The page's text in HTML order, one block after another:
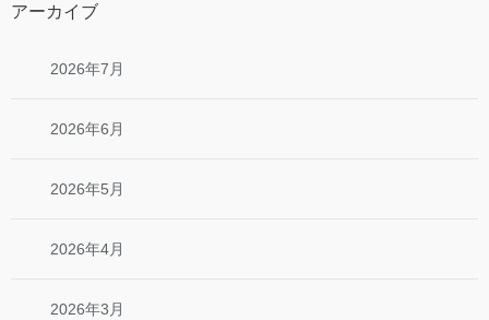
アーカイブ
2026年7月
2026年6月
2026年5月
2026年4月
2026年3月